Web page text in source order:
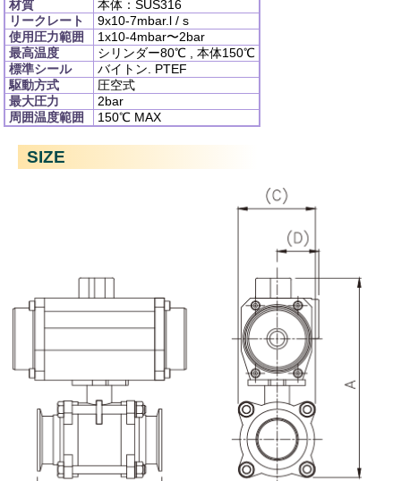
材質
本体：SUS316
リークレート
9x10-7mbar.l / s
使用圧力範囲
1x10-4mbar〜2bar
最高温度
シリンダー80℃ , 本体150℃
標準シール
バイトン. PTEF
駆動方式
圧空式
最大圧力
2bar
周囲温度範囲
150℃ MAX
SIZE